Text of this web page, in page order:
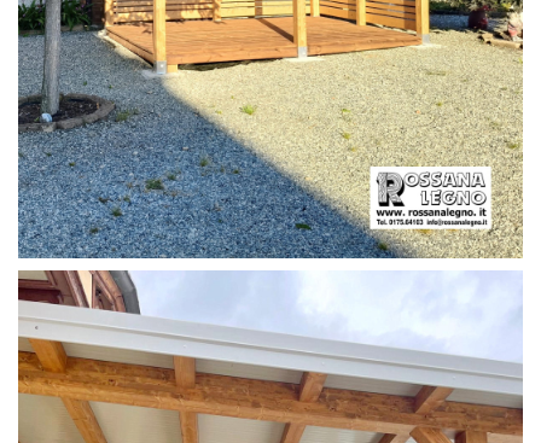
PERGOLA CON PAVIMENTO E FRANGIVISTA